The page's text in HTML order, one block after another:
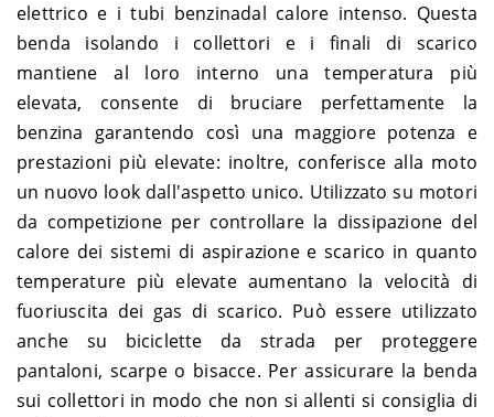
elettrico e i tubi benzinadal calore intenso. Questa
benda isolando i collettori e i finali di scarico
mantiene al loro interno una temperatura più
elevata, consente di bruciare perfettamente la
benzina garantendo così una maggiore potenza e
prestazioni più elevate: inoltre, conferisce alla moto
un nuovo look dall'aspetto unico. Utilizzato su motori
da competizione per controllare la dissipazione del
calore dei sistemi di aspirazione e scarico in quanto
temperature più elevate aumentano la velocità di
fuoriuscita dei gas di scarico. Può essere utilizzato
anche su biciclette da strada per proteggere
pantaloni, scarpe o bisacce. Per assicurare la benda
sui collettori in modo che non si allenti si consiglia di